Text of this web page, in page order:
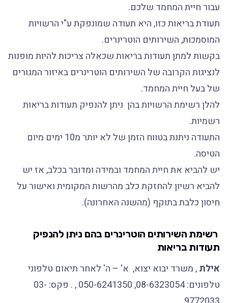
עבור חיית המחמד שלכם.
תעודת בריאות כזו, היא תעודה שמונפקת ע"י הרשויות
המוסמכות, השירותים הוטרינרים.
בקשות למתן תעודות בריאות שכאלה צריכות להיות מופנות
לנציגות הקרובה של השירותים הוטרינרים באיזור המגורים
של בעל חיית המחמד.
להלן רשימת הרשויות בהן ניתן להנפיק תעודות בריאות
רשמיות.
התעודה ניתנת בטווח הזמן של לא יותר מ10 ימים מיום
הטיסה.
יש להביא את חיית המחמד ובמידה ומדובר בכלב, אז יש
להביא רשיון להחזקת כלב מהרשות המקומית ואישור על
חיסון כלבת בתוקף (מהשנה האחרונה).
רשימת השירותים הוטרינרים בהם ניתן להנפיק
תעודות בריאות
אילת, משרד יבוא יצוא, א' – ה' לאחר תיאום טלפוני
טלפונים: 08-6323054, 050-6241350 , . פקס: 03-